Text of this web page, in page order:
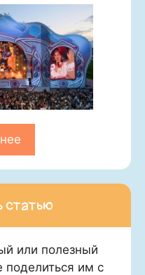
статью
или полезный
поделиться им с